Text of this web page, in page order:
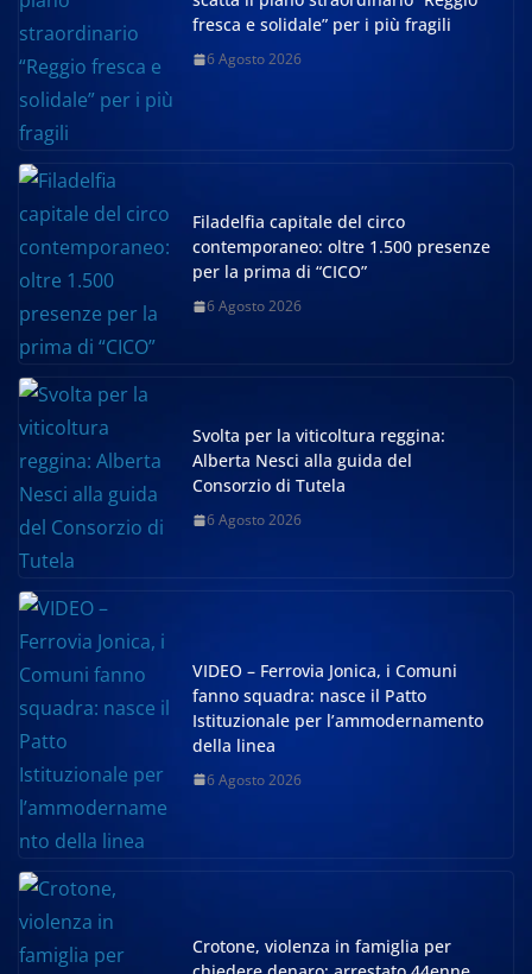
fresca e solidale” per i più fragili
6 Agosto 2026
Filadelfia capitale del circo
contemporaneo: oltre 1.500 presenze
per la prima di “CICO”
6 Agosto 2026
Svolta per la viticoltura reggina:
Alberta Nesci alla guida del
Consorzio di Tutela
6 Agosto 2026
VIDEO – Ferrovia Jonica, i Comuni
fanno squadra: nasce il Patto
Istituzionale per l’ammodernamento
della linea
6 Agosto 2026
Crotone, violenza in famiglia per